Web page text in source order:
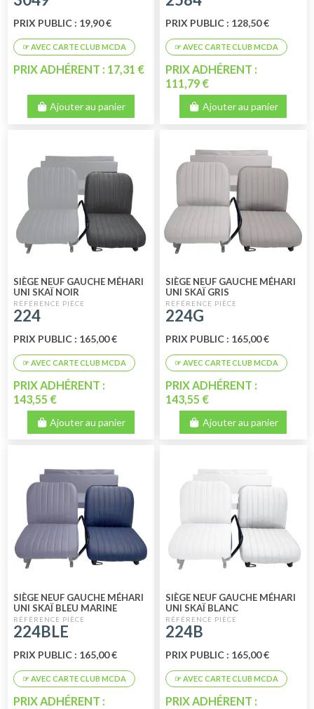
PRIX PUBLIC : 19,90 €
PRIX ADHÉRENT : 17,31 €
Ajouter au panier
PRIX PUBLIC : 128,50 €
PRIX ADHÉRENT :
111,79 €
Ajouter au panier
SIÈGE NEUF GAUCHE MÉHARI
UNI SKAÏ NOIR
224
PRIX PUBLIC : 165,00 €
PRIX ADHÉRENT :
143,55 €
Ajouter au panier
SIÈGE NEUF GAUCHE MÉHARI
UNI SKAÏ GRIS
224G
PRIX PUBLIC : 165,00 €
PRIX ADHÉRENT :
143,55 €
Ajouter au panier
SIÈGE NEUF GAUCHE MÉHARI
UNI SKAÏ BLEU MARINE
224BLE
PRIX PUBLIC : 165,00 €
PRIX ADHÉRENT :
SIÈGE NEUF GAUCHE MÉHARI
UNI SKAÏ BLANC
224B
PRIX PUBLIC : 165,00 €
PRIX ADHÉRENT :